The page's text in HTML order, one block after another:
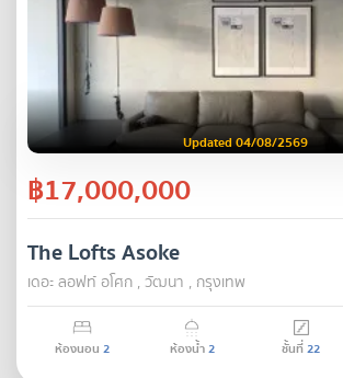
Updated 04/08/2569
฿17,000,000
The Lofts Asoke
เดอะ ลอฟท์ อโศก , วัฒนา , กรุงเทพ
ห้องนอน 2 ห้องน้ำ2 ชั้นที่22